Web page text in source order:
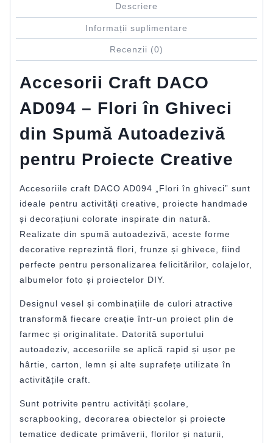
Descriere
Informații suplimentare
Recenzii (0)
Accesorii Craft DACO
AD094 – Flori în Ghiveci
din Spumă Autoadezivă
pentru Proiecte Creative
Accesoriile craft DACO AD094 „Flori în ghiveci” sunt
ideale pentru activități creative, proiecte handmade
și decorațiuni colorate inspirate din natură.
Realizate din spumă autoadezivă, aceste forme
decorative reprezintă flori, frunze și ghivece, fiind
perfecte pentru personalizarea felicitărilor, colajelor,
albumelor foto și proiectelor DIY.
Designul vesel și combinațiile de culori atractive
transformă fiecare creație într-un proiect plin de
farmec și originalitate. Datorită suportului
autoadeziv, accesoriile se aplică rapid și ușor pe
hârtie, carton, lemn și alte suprafețe utilizate în
activitățile craft.
Sunt potrivite pentru activități școlare,
scrapbooking, decorarea obiectelor și proiecte
tematice dedicate primăverii, florilor și naturii,